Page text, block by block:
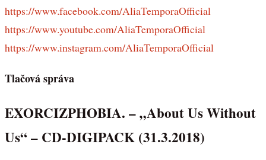
https://www.facebook.com/AliaTemporaOfficial
https://www.youtube.com/AliaTemporaOfficial
https://www.instagram.com/AliaTemporaOfficial
Tlačová správa
EXORCIZPHOBIA. – „About Us Without
Us“ – CD-DIGIPACK (31.3.2018)